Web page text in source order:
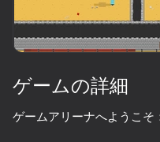
ゲームの詳細
ゲームアリーナへようこそ